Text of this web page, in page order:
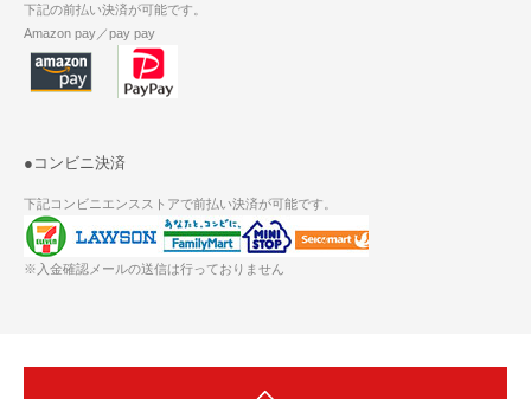
下記の前払い決済が可能です。
Amazon pay／pay pay
●コンビニ決済
下記コンビニエンスストアで前払い決済が可能です。
※入金確認メールの送信は行っておりません